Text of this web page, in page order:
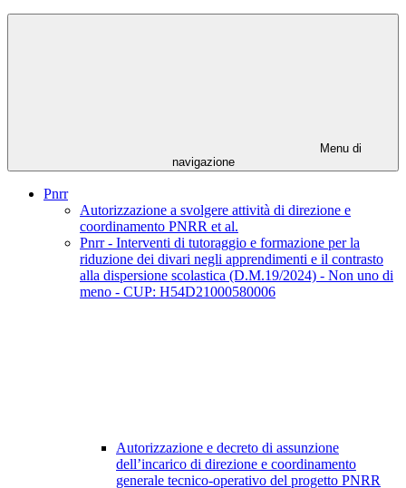
Menu di
navigazione
Pnrr
Autorizzazione a svolgere attività di direzione e
coordinamento PNRR et al.
Pnrr - Interventi di tutoraggio e formazione per la
riduzione dei divari negli apprendimenti e il contrasto
alla dispersione scolastica (D.M.19/2024) - Non uno di
meno - CUP: H54D21000580006
Autorizzazione e decreto di assunzione
dell’incarico di direzione e coordinamento
generale tecnico-operativo del progetto PNRR